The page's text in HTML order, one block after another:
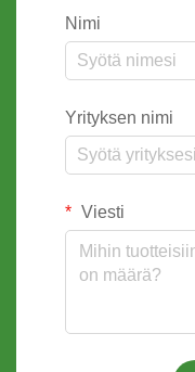
Nimi
Yrityksen nimi
Viesti